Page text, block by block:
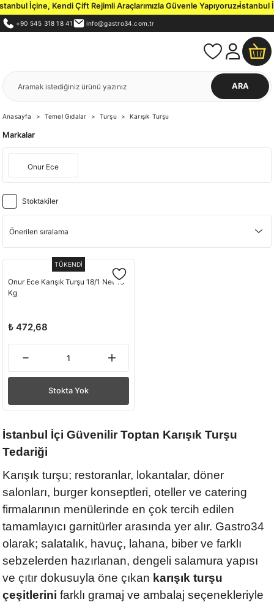
İçine, Kendi Çift Rejimli Araçlarımızla Güvenle Yapıyoruz.İstanbul
+90 545 318 18 41 info@gastro34.com.tr
ARA
Anasayfa Temel Gıdalar Turşu Karışık Turşu
Markalar
Onur Ece
Stoktakiler
TÜKENDİ
Onur Ece Karışık Turşu 18/1 Net 10
Kg
₺ 472,68
Stokta Yok
İstanbul İçi Güvenilir Toptan Karışık Turşu
Tedariği
Karışık turşu; restoranlar, lokantalar, döner
salonları, burger konseptleri, oteller ve catering
firmalarının menülerinde en çok tercih edilen
tamamlayıcı garnitürler arasında yer alır. Gastro34
olarak; salatalık, havuç, lahana, biber ve farklı
sebzelerden hazırlanan, dengeli salamura yapısı
ve çıtır dokusuyla öne çıkan karışık turşu
çeşitlerini farklı gramaj ve ambalaj seçenekleriyle